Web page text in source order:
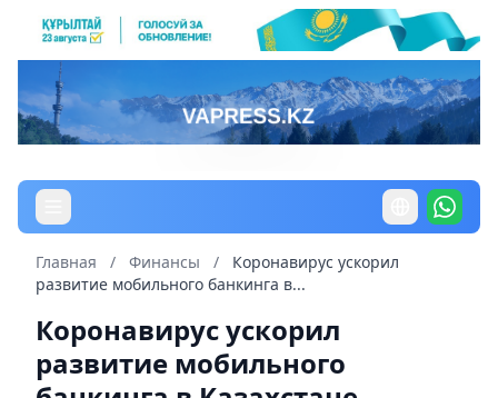
Главная / Финансы /
Коронавирус ускорил
развитие мобильного банкинга в...
Коронавирус ускорил
развитие мобильного